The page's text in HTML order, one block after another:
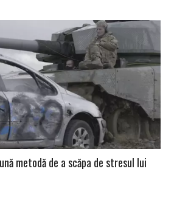
metodă de a scăpa de stresul lui